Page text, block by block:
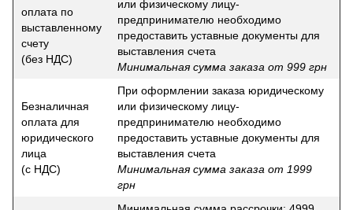
оплата по
выставленному
счету
(без НДС)
или физическому лицу-
предпринимателю необходимо
предоставить уставные документы для
выставления счета
Минимальная сумма заказа от 999 грн
Безналичная
оплата для
юридического
лица
(с НДС)
При оформлении заказа юридическому
или физическому лицу-
предпринимателю необходимо
предоставить уставные документы для
выставления счета
Минимальная сумма заказа от 1999
грн